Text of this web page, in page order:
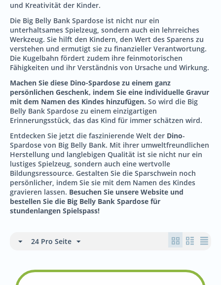
und Kreativität der Kinder.
Die Big Belly Bank Spardose ist nicht nur ein
unterhaltsames Spielzeug, sondern auch ein lehrreiches
Werkzeug. Sie hilft den Kindern, den Wert des Sparens zu
verstehen und ermutigt sie zu finanzieller Verantwortung.
Die Kugelbahn fördert zudem ihre feinmotorischen
Fähigkeiten und ihr Verständnis von Ursache und Wirkung.
Machen Sie diese Dino-Spardose zu einem ganz
persönlichen Geschenk, indem Sie eine individuelle Gravur
mit dem Namen des Kindes hinzufügen. So wird die Big
Belly Bank Spardose zu einem einzigartigen
Erinnerungsstück, das das Kind für immer schätzen wird.
Entdecken Sie jetzt die faszinierende Welt der Dino-
Spardose von Big Belly Bank. Mit ihrer umweltfreundlichen
Herstellung und langlebigen Qualität ist sie nicht nur ein
lustiges Spielzeug, sondern auch eine wertvolle
Bildungsressource. Gestalten Sie die Sparschwein noch
persönlicher, indem Sie sie mit dem Namen des Kindes
gravieren lassen. Besuchen Sie unsere Website und
bestellen Sie die Big Belly Bank Spardose für
stundenlangen Spielspass!
24 Pro Seite